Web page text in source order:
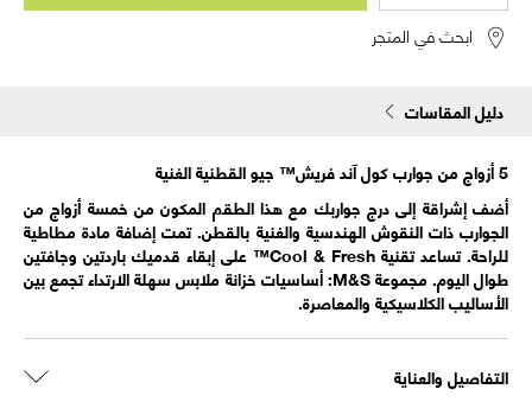
ابحث في المتجر
دليل المقاسات
5 أزواج من جوارب كول آند فريش™ جيو القطنية الغنية
أضف إشراقة إلى درج جواربك مع هذا الطقم المكون من خمسة أزواج من
الجوارب ذات النقوش الهندسية والغنية بالقطن. تمت إضافة مادة مطاطية
للراحة. تساعد تقنية Cool & Fresh™ على إبقاء قدميك باردتين وجافتين
طوال اليوم. مجموعة M&S: أساسيات خزانة ملابس سهلة الارتداء تجمع بين
الأساليب الكلاسيكية والمعاصرة.
التفاصيل والعناية